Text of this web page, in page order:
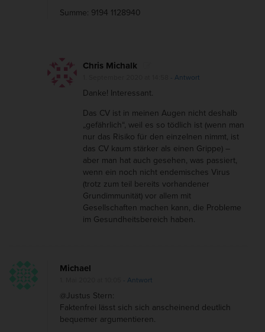
h
Summe: 9194 1128940
Chris Michalk
- Antwort
Danke! Interessant.
Das CV ist in meinen Augen nicht deshalb
„gefährlich“, weil es so tödlich ist (wenn man
nur das Risiko für den einzelnen nimmt, ist
das CV kaum stärker als einen Grippe) –
aber man hat auch gesehen, was passiert,
wenn ein noch nicht endemisches Virus
(trotz zum teil bereits vorhandener
Grundimmunität) vor allem mit
Gesellschaften machen kann, die Probleme
im Gesundheitsbereich haben.
Michael
- Antwort
@Justus Stern:
Faktenfrei lässt sich sich anscheinend deutlich
bequemer argumentieren.